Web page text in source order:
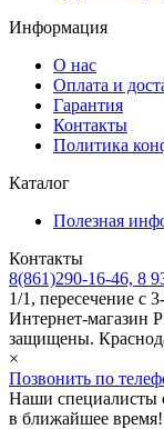
Информация
О нас
Оплата и
Гарантия
Контакты
Политика
Каталог
Полезная
Контакты
8(861)290-16-46, 8
1/1, пересечение с
Интернет-магазин
защищены.
×
Позвонить по
Наши специалисты
в ближайшее время!